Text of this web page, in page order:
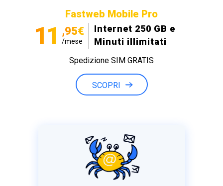
Fastweb Mobile Pro
11 ,95€
/mese
Internet 250 GB e
Minuti illimitati
Spedizione SIM GRATIS
SCOPRI